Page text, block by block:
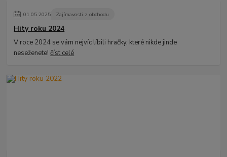
01.05.2025 Zajímavosti z obchodu
Hity roku 2024
V roce 2024 se vám nejvíc líbili hračky, které nikde jinde
neseženete!číst celé